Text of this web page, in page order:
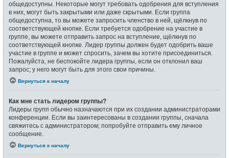
общедоступны. Некоторые могут требовать одобрения для вступления
в них, могут быть закрытыми или даже скрытыми. Если группа
общедоступна, то вы можете запросить членство в ней, щёлкнув по
соответствующей кнопке. Если требуется одобрение на участие в
группе, вы можете отправить запрос на вступление, щёлкнув по
соответствующей кнопке. Лидер группы должен будет одобрить ваше
участие в группе и может спросить, зачем вы хотите присоединиться.
Пожалуйста, не беспокойте лидера группы, если он отклонил ваш
запрос; у него могут быть для этого свои причины.
Вернуться к началу
Как мне стать лидером группы?
Лидеры групп обычно назначаются при их создании администраторами
конференции. Если вы заинтересованы в создании группы, сначала
свяжитесь с администратором; попробуйте отправить ему личное
сообщение.
Вернуться к началу